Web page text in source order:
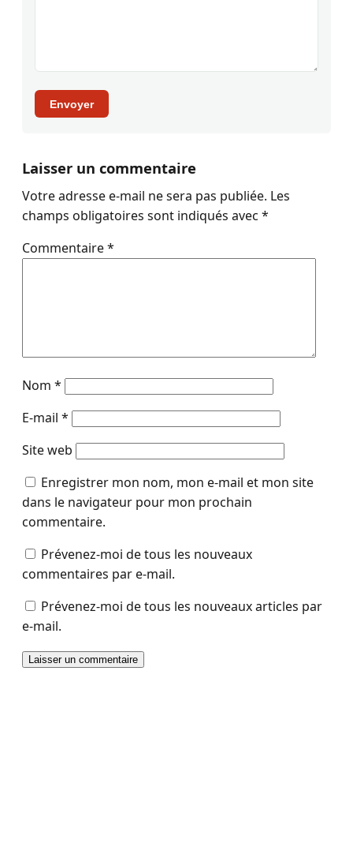
Envoyer
Laisser un commentaire
Votre adresse e-mail ne sera pas publiée. Les
champs obligatoires sont indiqués avec *
Commentaire*
Nom *
E-mail *
Site web
Enregistrer mon nom, mon e-mail et mon site
dans le navigateur pour mon prochain
commentaire.
Prévenez-moi de tous les nouveaux
commentaires par e-mail.
Prévenez-moi de tous les nouveaux articles par
e-mail.